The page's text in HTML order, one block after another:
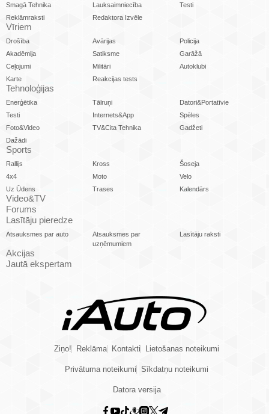
Smagā Tehnika
Lauksaimniecība
Testi
Reklāmraksti
Redaktora Izvēle
Vīriem
Drošība Avārijas
Policija
Akadēmija
Satiksme
Garāžā
Ceļojumi
Militāri
Autoklubi
Karte
Reakcijas tests
Tehnoloģijas
Enerģētika Tālruņi
Datori&Portatīvie
Testi
Internets&App
Spēles
Foto&Video
TV&Cita Tehnika
Gadžeti
Dažādi
Sports
Rallijs Kross
Šoseja
4x4
Moto
Velo
Uz Ūdens
Trases Kalendārs
Video&TV
Forums
Lasītāju pieredze
Atsauksmes par auto
Atsauksmes par
uzņēmumiem
Lasītāju raksti
Akcijas
Jautā ekspertam
Ziņo! Reklāma Kontakti Lietošanas noteikumi
Privātuma noteikumi Sīkdatņu noteikumi
Datora versija